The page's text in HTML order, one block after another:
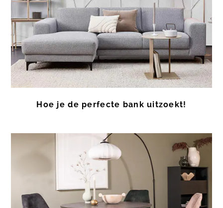
Hoe je de perfecte bank uitzoekt!